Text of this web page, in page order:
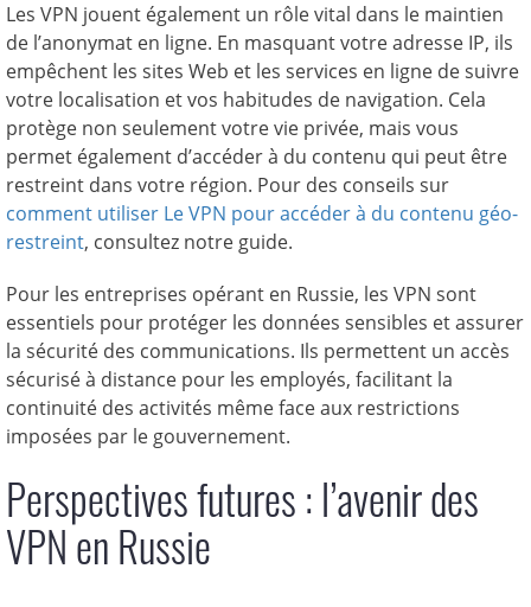
Les VPN jouent également un rôle vital dans le maintien
de l’anonymat en ligne. En masquant votre adresse IP, ils
empêchent les sites Web et les services en ligne de suivre
votre localisation et vos habitudes de navigation. Cela
protège non seulement votre vie privée, mais vous
permet également d’accéder à du contenu qui peut être
restreint dans votre région. Pour des conseils sur
comment utiliser Le VPN pour accéder à du contenu géo-
restreint, consultez notre guide.
Pour les entreprises opérant en Russie, les VPN sont
essentiels pour protéger les données sensibles et assurer
la sécurité des communications. Ils permettent un accès
sécurisé à distance pour les employés, facilitant la
continuité des activités même face aux restrictions
imposées par le gouvernement.
Perspectives futures : l’avenir des
VPN en Russie